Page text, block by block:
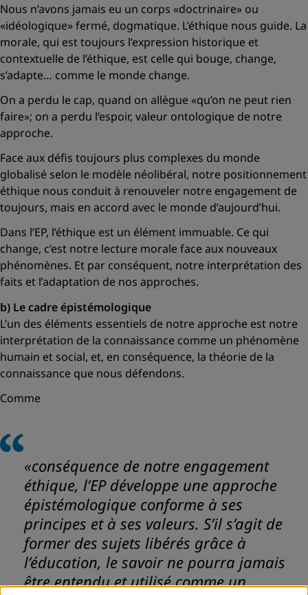
Nous n’avons jamais eu un corps «doctrinaire» ou
«idéologique»fermé, dogmatique. L’éthique nous guide. La
morale, qui est toujours l’expression historique et
contextuelle de l’éthique, est celle qui bouge, change,
s’adapte… comme le monde change.
On a perdu le cap, quand on allègue«qu’on ne peut rien
faire»; on a perdu l’espoir, valeur ontologique de notre
approche.
Face aux défis toujours plus complexes du monde
globalisé selon le modèle néolibéral, notre positionnement
éthique nous conduit à renouveler notre engagement de
toujours, mais en accord avec le monde d’aujourd’hui.
Dans l’EP, l’éthique est un élément immuable. Ce qui
change, c’est notre lecture morale face aux nouveaux
phénomènes. Et par conséquent, notre interprétation des
faits et l’adaptation de nos approches.
b) Le cadre épistémologique
L’un des éléments essentiels de notre approche est notre
interprétation de la connaissance comme un phénomène
humain et social, et, en conséquence, la théorie de la
connaissance que nous défendons.
Comme
«conséquence de notre engagement
éthique, l’EP développe une approche
épistémologique conforme à ses
principes et à ses valeurs. S’il s’agit de
former des sujets libérés grâce à
l’éducation, le savoir ne pourra jamais
être entendu et utilisé comme un